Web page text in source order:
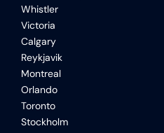
Whistler
Victoria
Calgary
Reykjavik
Montreal
Orlando
Toronto
Stockholm